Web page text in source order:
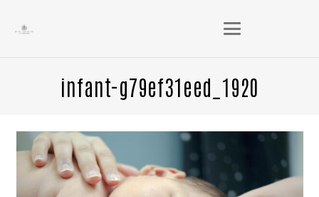
infant-g79ef31eed_1920